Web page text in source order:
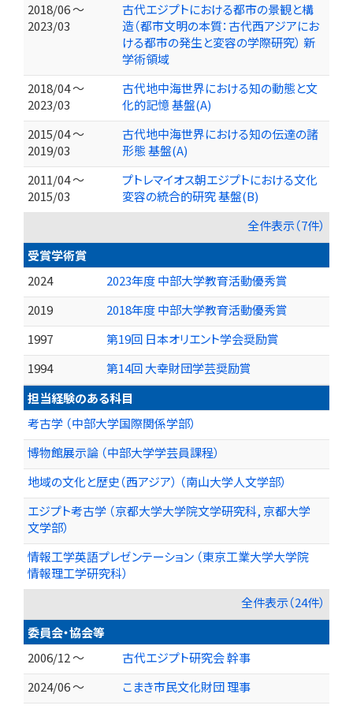
2018/06 ～
2023/03
古代エジプトにおける都市の景観と構
造（都市文明の本質：古代西アジアにお
ける都市の発生と変容の学際研究） 新
学術領域
2018/04 ～
2023/03
古代地中海世界における知の動態と文
化的記憶 基盤(A)
2015/04 ～
2019/03
古代地中海世界における知の伝達の諸
形態 基盤(A)
2011/04 ～
2015/03
プトレマイオス朝エジプトにおける文化
変容の統合的研究 基盤(B)
全件表示（7件）
受賞学術賞
2024
2023年度 中部大学教育活動優秀賞
2019
2018年度 中部大学教育活動優秀賞
1997
第19回 日本オリエント学会奨励賞
1994
第14回 大幸財団学芸奨励賞
担当経験のある科目
考古学 （中部大学国際関係学部）
博物館展示論 （中部大学学芸員課程）
地域の文化と歴史（西アジア） （南山大学人文学部）
エジプト考古学 （京都大学大学院文学研究科, 京都大学
文学部）
情報工学英語プレゼンテーション （東京工業大学大学院
情報理工学研究科）
全件表示（24件）
委員会・協会等
2006/12 ～
古代エジプト研究会 幹事
2024/06 ～
こまき市民文化財団 理事